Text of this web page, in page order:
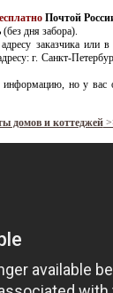
Почтой
дня забора).
заказчика или
г. Санкт-
но у вас
домов и коттеджей